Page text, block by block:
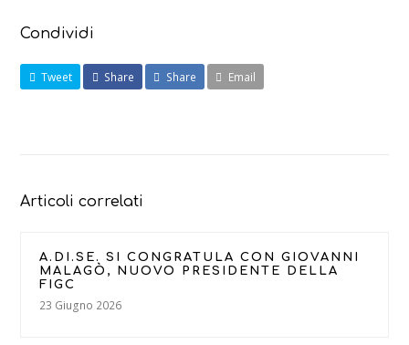
Condividi
Tweet Share Share Email
Articoli correlati
A.DI.SE. SI CONGRATULA CON GIOVANNI
MALAGÒ, NUOVO PRESIDENTE DELLA
FIGC
23 Giugno 2026